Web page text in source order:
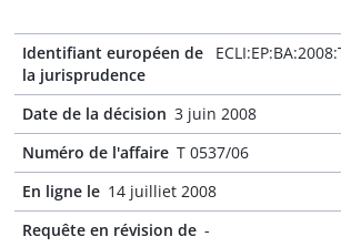
Identifiant européen de
la jurisprudence
Date de la décision 3 juin 2008
Numéro de l'affaire T 0537/06
En ligne le 14 juilliet 2008
Requête en révision de -